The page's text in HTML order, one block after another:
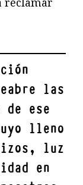
las
de ese
lleno
luz
en